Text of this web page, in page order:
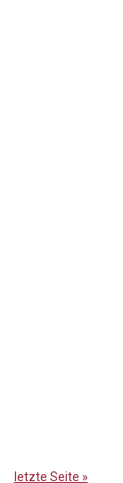
letzte Seite »